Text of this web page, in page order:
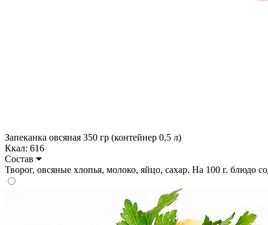
Запеканка овсяная 350 гр (контейнер 0,5 л)
Ккал: 616
Состав
Творог, овсяные хлопья, молоко, яйцо, сахар. На 100 г. блюдо